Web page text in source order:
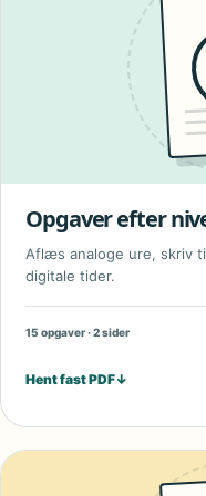
Opgaver efter
Aflæs analoge ure, skriv
digitale tider.
15 opgaver · 2 sider
Hent fast PDF↓